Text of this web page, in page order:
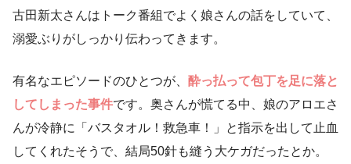
古田新太さんはトーク番組でよく娘さんの話をしていて、
溺愛ぶりがしっかり伝わってきます。
有名なエピソードのひとつが、 酔っ払って包丁を足に落と
してしまった事件です。奥さんが慌てる中、娘のアロエさ
んが冷静に「バスタオル！救急車！」と指示を出して止血
してくれたそうで、結局50針も縫う大ケガだったとか。